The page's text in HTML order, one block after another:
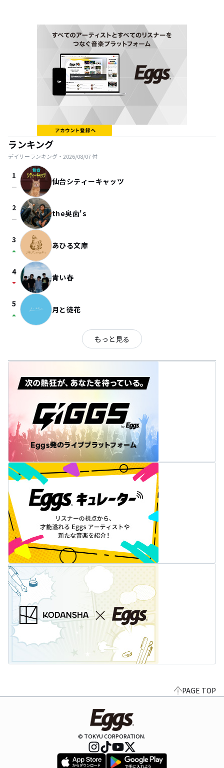
ランキング
デイリーランキング・ 2026/08/07付
1
check_indeterminate_small 仙台シティーキャッツ
2
check_indeterminate_small the奥歯's
3
arrow_drop_up あひる文庫
4
arrow_drop_down 青い春
5
arrow_drop_up 月と徒花
もっと見る
PAGE TOP
© TOKYU CORPORATION.